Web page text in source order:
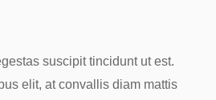
suscipit tincidunt ut est.
elit, at convallis diam mattis